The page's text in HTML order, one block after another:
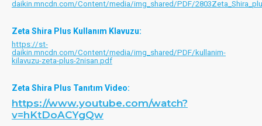
daikin.mncdn.com/Content/media/img_shared/PDF/
Zeta Shira Plus Kullanım Klavuzu:
https://st-
daikin.mncdn.com/Content/media/img_shared/PDF/kullanim-
kilavuzu-zeta-plus-2nisan.pdf
Zeta Shira Plus Tanıtım Video:
https://www.youtube.com/watch?
v=hKtDoACYgQw